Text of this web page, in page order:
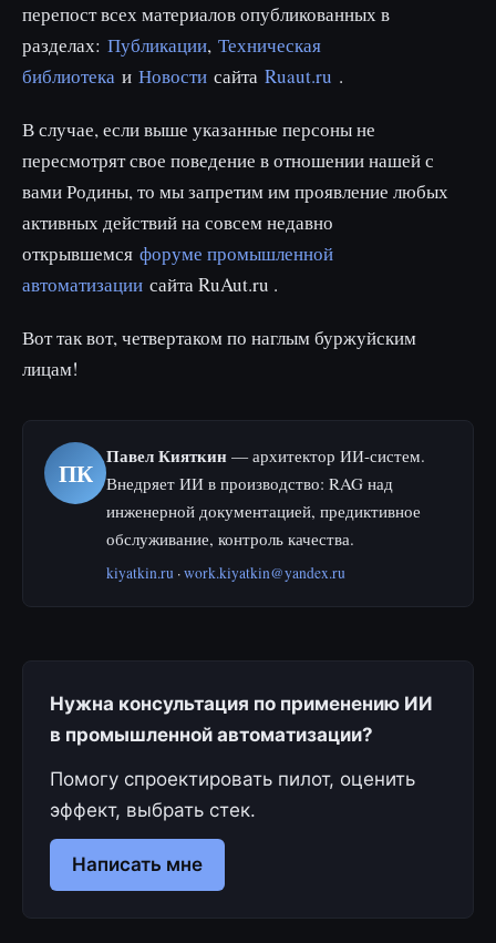
перепост всех материалов опубликованных в
разделах: Публикации, Техническая
библиотека и Новости сайта Ruaut.ru .
В случае, если выше указанные персоны не
пересмотрят свое поведение в отношении нашей с
вами Родины, то мы запретим им проявление любых
активных действий на совсем недавно
открывшемся форуме промышленной
автоматизации сайта RuAut.ru .
Вот так вот, четвертаком по наглым буржуйским
лицам!
ПК
Павел Кияткин — архитектор ИИ-систем.
Внедряет ИИ в производство: RAG над
инженерной документацией, предиктивное
обслуживание, контроль качества.
kiyatkin.ru ·work.kiyatkin@yandex.ru
Нужна консультация по применению ИИ
в промышленной автоматизации?
Помогу спроектировать пилот, оценить
эффект, выбрать стек.
Написать мне